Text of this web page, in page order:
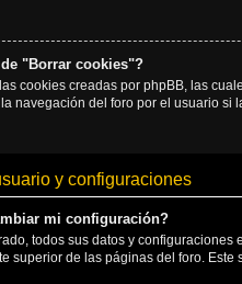
"Borrar cookies"?
cookies creadas por phpBB, las
navegación del foro por el usuario
y configuraciones
mi configuración?
todos sus datos y
superior de las páginas del foro.